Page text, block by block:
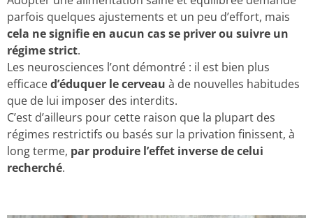
parfois quelques ajustements et un peu d’effort, mais
cela ne signifie en aucun cas se priver ou suivre un
régime strict.
Les neurosciences l’ont démontré : il est bien plus
efficaced’éduquer le cerveau à de nouvelles habitudes
que de lui imposer des interdits.
C’est d’ailleurs pour cette raison que la plupart des
régimes restrictifs ou basés sur la privation finissent, à
long terme, par produire l’effet inverse de celui
recherché.